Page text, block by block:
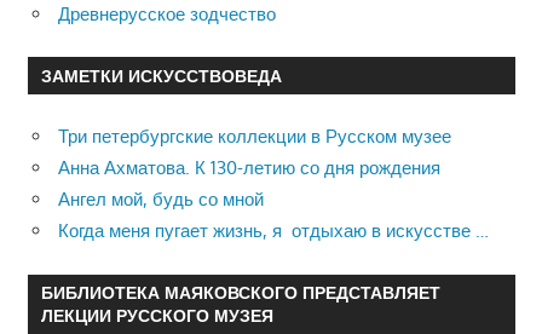
Древнерусское зодчество
ЗАМЕТКИ ИСКУССТВОВЕДА
Три петербургские коллекции в Русском музее
Анна Ахматова. К 130-летию со дня рождения
Ангел мой, будь со мной
Когда меня пугает жизнь, я отдыхаю в искусстве …
БИБЛИОТЕКА МАЯКОВСКОГО ПРЕДСТАВЛЯЕТ
ЛЕКЦИИ РУССКОГО МУЗЕЯ